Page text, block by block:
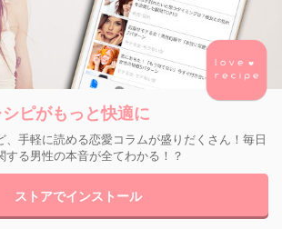
ピがもっと快適に
、手軽に読める恋愛コラムが盛りだくさん！毎日
する男性の本音が全てわかる！？
ストアでインストール